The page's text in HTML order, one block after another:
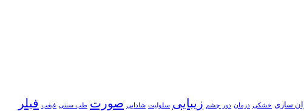
سازی خشکی درمان دور چشم زیبایی سلولیت شادابی صورت طب سنتی غبغب فیلر